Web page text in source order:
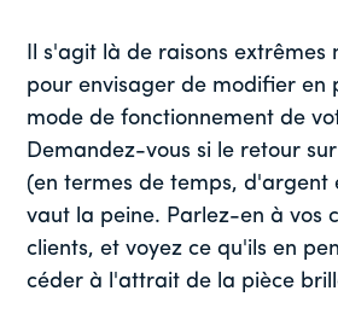
Il s'agit là de raisons extrêmes
pour envisager de modifier en
mode de fonctionnement de
Demandez-vous si le retour
(en termes de temps, d'argent
vaut la peine. Parlez-en à vos
clients, et voyez ce qu'ils en
céder à l'attrait de la pièce